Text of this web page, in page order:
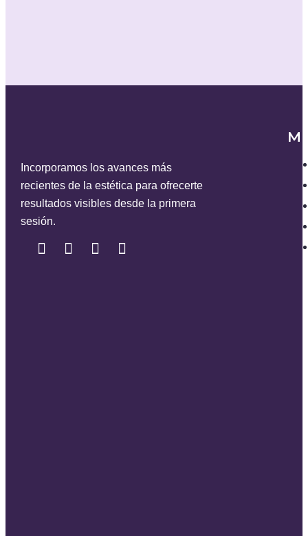
Incorporamos los avances más
recientes de la estética para ofrecerte
resultados visibles desde la primera
sesión.